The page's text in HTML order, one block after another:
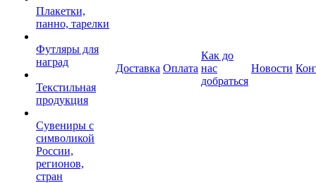
Плакетки,
панно, тарелки
Футляры для
наград
Текстильная
продукция
Сувениры с
символикой
России,
регионов,
стран
Доставка Оплата
Как до
нас
добраться
Новости